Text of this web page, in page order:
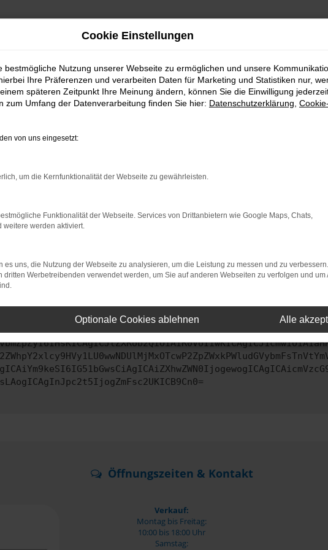
bestimmter Seiten verhindern. Funktioniert die Seite in einem
beheben.
auf dem neuesten Stand sind.
kann auch dazu führen, dass bestimmte Funktionen nicht mehr
uns bitte. Wir werden versuchen, das Problem zu beheben. Du
Öffnungszeiten & Kontakt
Verkauf:
Montag bis Freitag:
10:00 bis 18:00 Uhr
Samstag:
Cookie Einstellungen
bestmögliche Nutzung unserer Webseite zu ermöglichen und unsere
Ihre Präferenzen und verarbeiten Daten für Marketing und Statistiken nur,
späteren Zeitpunkt Ihre Meinung ändern, können Sie die Einwilligung
zum Umfang der Datenverarbeitung finden Sie hier: Datenschutzerklärung
von uns eingesetzt:
um die Kernfunktionalität der Webseite zu gewährleisten.
Funktionalität der Webseite. Services von Drittanbietern wie Google Maps, Chats,
weitere werden aktiviert.
es uns, die Nutzung der Webseite zu analysieren, um die Leistung zu messen und zu
dritten Werbetreibenden verwendet werden, um Sie auf anderen Webseiten zu verfolgen und um
Optionale Cookies ablehnen Alle